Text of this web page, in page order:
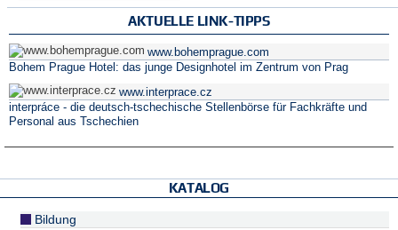
AKTUELLE LINK-TIPPS
www.bohemprague.com
Bohem Prague Hotel: das junge Designhotel im Zentrum von Prag
www.interprace.cz
interpráce - die deutsch-tschechische Stellenbörse für Fachkräfte und
Personal aus Tschechien
KATALOG
Bildung